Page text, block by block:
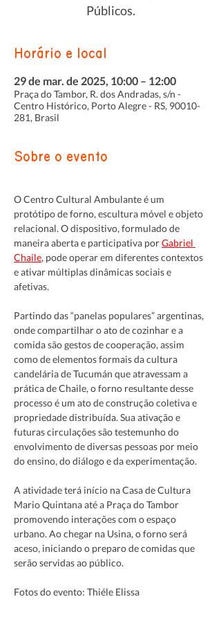
Públicos.
Horário e local
29 de mar. de 2025, 10:00 – 12:00
Praça do Tambor, R. dos Andradas, s/n -
Centro Histórico, Porto Alegre - RS, 90010-
281, Brasil
Sobre o evento
O Centro Cultural Ambulante é um
protótipo de forno, escultura móvel e objeto
relacional. O dispositivo, formulado de
maneira aberta e participativa por Gabriel
Chaile, pode operar em diferentes contextos
e ativar múltiplas dinâmicas sociais e
afetivas.
Partindo das “panelas populares” argentinas,
onde compartilhar o ato de cozinhar e a
comida são gestos de cooperação, assim
como de elementos formais da cultura
candelária de Tucumán que atravessam a
prática de Chaile, o forno resultante desse
processo é um ato de construção coletiva e
propriedade distribuída. Sua ativação e
futuras circulações são testemunho do
envolvimento de diversas pessoas por meio
do ensino, do diálogo e da experimentação.
A atividade terá início na Casa de Cultura
Mario Quintana até a Praça do Tambor
promovendo interações com o espaço
urbano. Ao chegar na Usina, o forno será
aceso, iniciando o preparo de comidas que
serão servidas ao público.
Fotos do evento: Thiéle Elissa